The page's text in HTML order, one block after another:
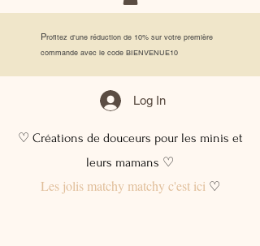
Profitez d'une réduction de 10% sur votre première
commande avec le code BIENVENUE10
Log In
♡ Créations de douceurs pour les minis et
leurs mamans ♡
Les jolis matchy matchy c'est ici♡